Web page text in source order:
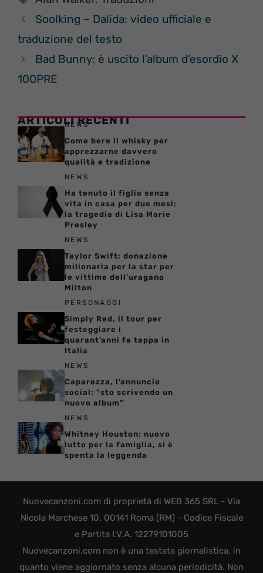
Soolking – Dalida: video ufficiale e
traduzione del testo
Bad Bunny: è uscito l’album d’esordio X
100PRE
ARTICOLI RECENTI
NEWS
Come bere il whisky per
apprezzarne davvero
qualità e tradizione
NEWS
Ha tenuto il figlio senza
vita in casa per due mesi:
la tragedia di Lisa Marie
Presley
NEWS
Taylor Swift: donazione
milionaria per la star per
le vittime dell’uragano
Milton
PERSONAGGI
Simply Red, il tour per
festeggiare i
quarant’anni fa tappa in
Italia
NEWS
Caparezza, l’annuncio
social: “sto scrivendo un
nuovo album”
NEWS
Whitney Houston: nuovo
lutto per la famiglia, si è
spenta la leggenda
Nuovecanzoni.com di proprietà di WEB 365 SRL - Via
Nicola Marchese 10, 00141 Roma (RM) - Codice Fiscale
e Partita I.V.A. 12279101005
Nuovecanzoni.com non è una testata giornalistica, in
quanto viene aggiornato senza alcuna periodicità. Non